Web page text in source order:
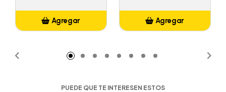
Agregar Agregar
PUEDE QUE TE INTERESEN ESTOS